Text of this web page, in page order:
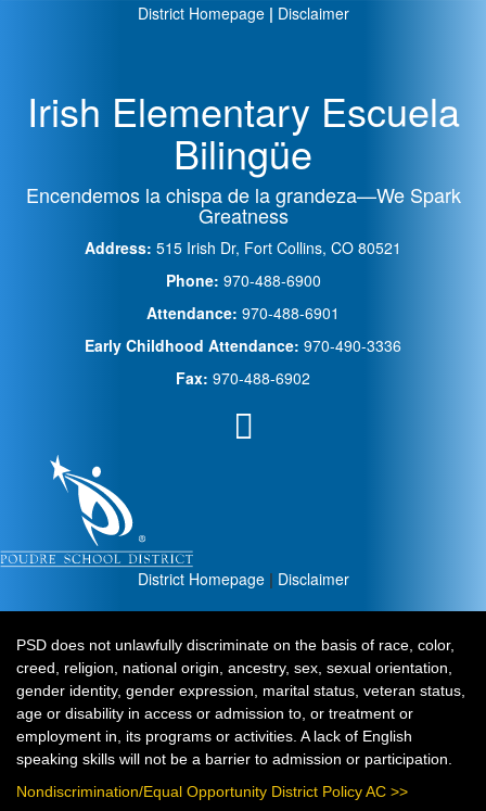
District Homepage| Disclaimer
Irish Elementary Escuela
Bilingüe
Encendemos la chispa de la grandeza—We Spark
Greatness
Address: 515 Irish Dr, Fort Collins, CO 80521
Phone: 970-488-6900
Attendance: 970-488-6901
Early Childhood Attendance: 970-490-3336
Fax: 970-488-6902
District Homepage| Disclaimer
PSD does not unlawfully discriminate on the basis of race, color,
creed, religion, national origin, ancestry, sex, sexual orientation,
gender identity, gender expression, marital status, veteran status,
age or disability in access or admission to, or treatment or
employment in, its programs or activities. A lack of English
speaking skills will not be a barrier to admission or participation.
Nondiscrimination/Equal Opportunity District Policy AC >>